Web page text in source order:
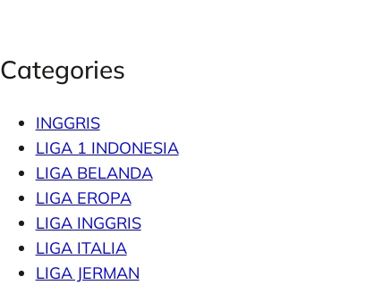
Categories
INGGRIS
LIGA 1 INDONESIA
LIGA BELANDA
LIGA EROPA
LIGA INGGRIS
LIGA ITALIA
LIGA JERMAN